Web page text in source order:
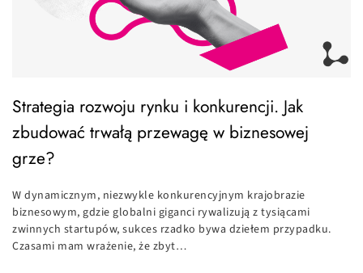
Strategia rozwoju rynku i konkurencji. Jak
zbudować trwałą przewagę w biznesowej
grze?
W dynamicznym, niezwykle konkurencyjnym krajobrazie
biznesowym, gdzie globalni giganci rywalizują z tysiącami
zwinnych startupów, sukces rzadko bywa dziełem przypadku.
Czasami mam wrażenie, że zbyt…